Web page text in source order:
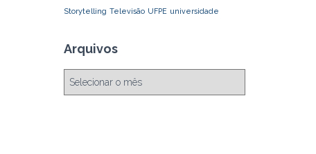
Storytelling Televisão UFPE universidade
Arquivos